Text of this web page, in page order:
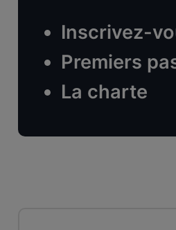
Inscrivez-
Premiers
La charte